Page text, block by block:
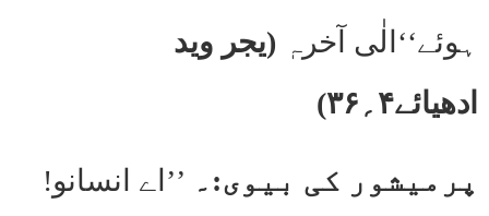
ہوئے‘‘الٰی آخرہٖ (یجر وید
ادھیائے۴؍۳۶)
پرمیشور کی بیوی:۔ ’’اے انسانو!